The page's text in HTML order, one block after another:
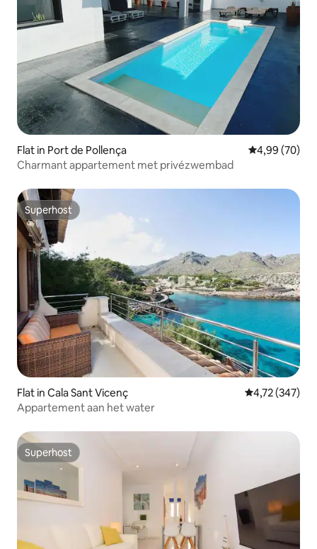
Flat in Port de Pollença Gemiddelde
4,99 (70)
Charmant appartement met privézwembad
Superhost
Superhost
Flat in Cala Sant Vicenç Gemiddelde
4,72 (347)
Appartement aan het water
Superhost
Superhost